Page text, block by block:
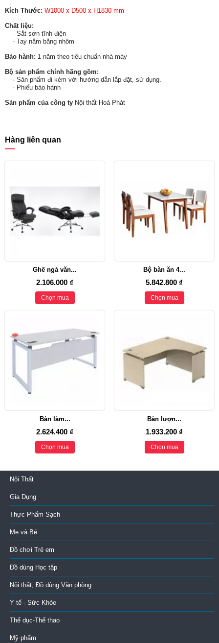
Kích Thước: W1000 x D500 x H1830 mm
Chất liệu:
- Sắt sơn tĩnh điện
- Tay nắm bằng nhôm
Bảo hành: 1 năm theo tiêu chuẩn nhà máy
Bộ sản phẩm chính hãng gồm:
- Sản phẩm đi kèm với hướng dẫn lắp đặt, sử dụng.
- Phiếu bảo hành
Sản phẩm của công ty Nội thất Hoà Phát
Hàng liên quan
Ghế ngả văn...
2.106.000 ₫
Chọn mua
Bộ bàn ăn 4...
5.842.800 ₫
Chọn mua
Bàn làm...
2.624.400 ₫
Chọn mua
Bàn lượn...
1.933.200 ₫
Chọn mua
Nội Thất
Gia Dụng
Thực Phẩm Sạch
Mẹ và Bé
Đồ chơi Trẻ em
Đồ dùng Học tập
Nội thất, Đồ dùng Văn phòng
Y tế - Sức Khỏe
Thể dục-Thể thao
Mỹ phẩm